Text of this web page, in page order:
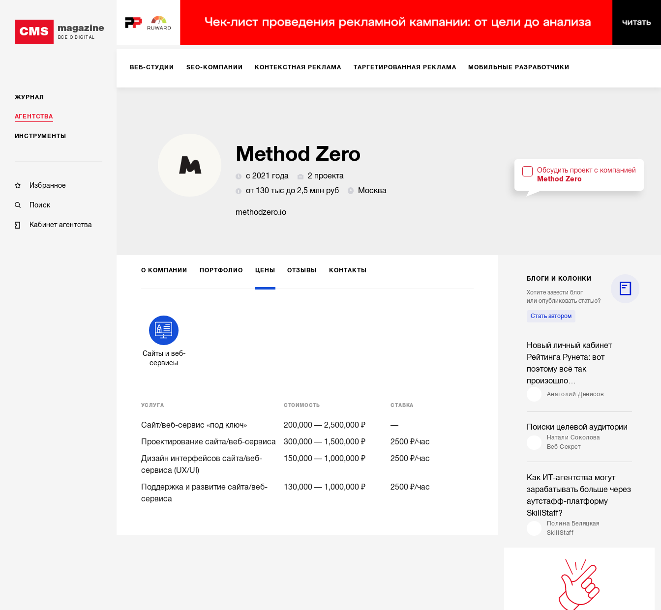
CMS magazine
ВСЕ О DIGITAL
ЖУРНАЛ
АГЕНТСТВА
ИНСТРУМЕНТЫ
Избранное
Поиск
Кабинет агентства
ВЕБ-СТУДИИ SEO-КОМПАНИИ КОНТЕКСТНАЯ РЕКЛАМА ТАРГЕТИРОВАННАЯ РЕКЛАМА МОБИЛЬНЫЕ РАЗРАБОТЧИКИ
РЕКЛАМА НА ИНТЕРНЕТ-ПЛОЩАДКАХ РАБОТА С МАРКЕТПЛЕЙСАМИ
Method Zero
с 2021 года
2 проекта
от 130 тыс до 2,5 млн руб
Москва
methodzero.io
Обсудить проект с компанией
Method Zero
О КОМПАНИИ ПОРТФОЛИО ЦЕНЫ ОТЗЫВЫ КОНТАКТЫ
Сайты и веб-
сервисы
УСЛУГА СТОИМОСТЬ СТАВКА
Сайт/веб-сервис «под ключ» 200,000 — 2,500,000 ₽
—
Проектирование сайта/веб-сервиса
300,000 — 1,500,000 ₽ 2500 ₽/час
Дизайн интерфейсов сайта/веб-
сервиса (UX/UI)
150,000 — 1,000,000 ₽ 2500 ₽/час
Поддержка и развитие сайта/веб-
сервиса
130,000 — 1,000,000 ₽ 2500 ₽/час
БЛОГИ И КОЛОНКИ
Хотите завести блог
или опубликовать статью?
Стать автором
Новый личный кабинет
Рейтинга Рунета: вот
поэтому всё так
произошло…
Анатолий Денисов
Поиски целевой аудитории
Натали Соколова
Веб Секрет
Как ИТ-агентства могут
зарабатывать больше через
аутстафф-платформу
SkillStaff?
Полина Беляцкая
SkillStaff